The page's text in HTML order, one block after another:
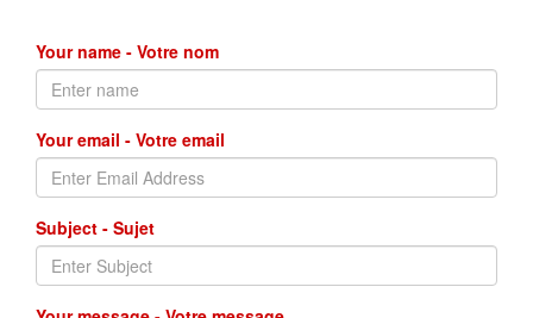
Your name - Votre nom
Your email - Votre email
Subject - Sujet